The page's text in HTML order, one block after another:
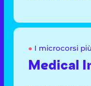
● I microcorsi
Medical